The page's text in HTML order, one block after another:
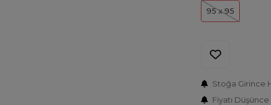
95 x 95
Stoğa Girince
Fiyatı